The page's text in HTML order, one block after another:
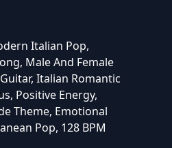
Italian Pop,
Male And Female
Italian Romantic
Positive Energy,
Theme, Emotional
Pop, 128 BPM